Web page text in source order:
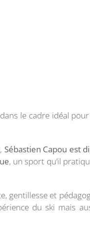
le cadre idéal
Sébastien Capou est
, un sport qu’il
gentillesse et
du ski mais